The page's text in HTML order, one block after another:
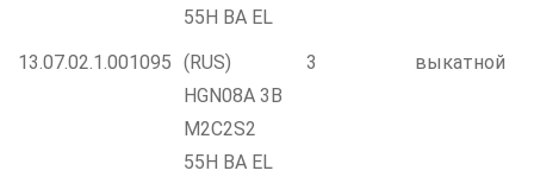
55H BA EL
13.07.02.1.001095 (RUS)
HGN08A 3B
M2C2S2
55H BA EL
3 выкатной